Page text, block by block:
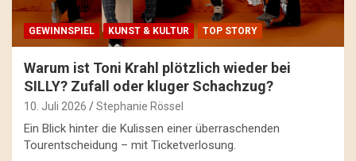
GEWINNSPIEL KUNST & KULTUR TOP STORY
Warum ist Toni Krahl plötzlich wieder bei
SILLY? Zufall oder kluger Schachzug?
10. Juli 2026 Stephanie Rössel
Ein Blick hinter die Kulissen einer überraschenden
Tourentscheidung – mit Ticketverlosung.